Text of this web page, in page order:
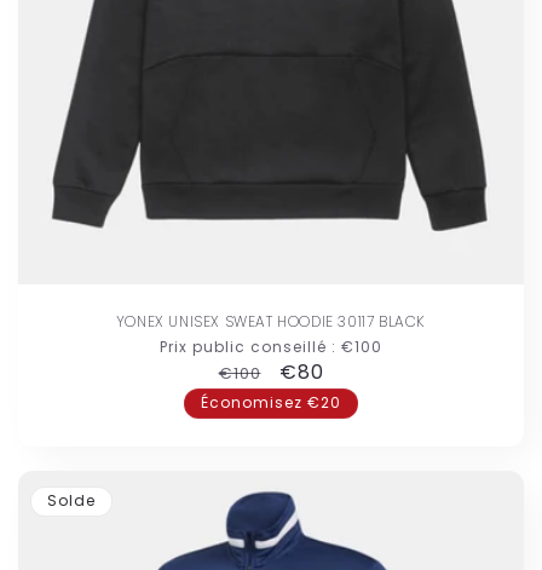
YONEX UNISEX SWEAT HOODIE 30117 BLACK
Prix public conseillé : €100
Prix
habituel
€100
Prix
promotionnel
€80
Économisez €20
Solde